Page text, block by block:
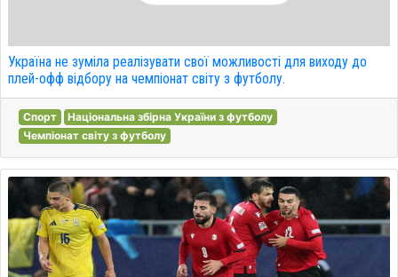
Україна не зуміла реалізувати свої можливості для виходу до
плей-офф відбору на чемпіонат світу з футболу.
Спорт
Національна збірна України з футболу
Чемпіонат світу з футболу